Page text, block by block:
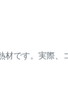
です。実際、